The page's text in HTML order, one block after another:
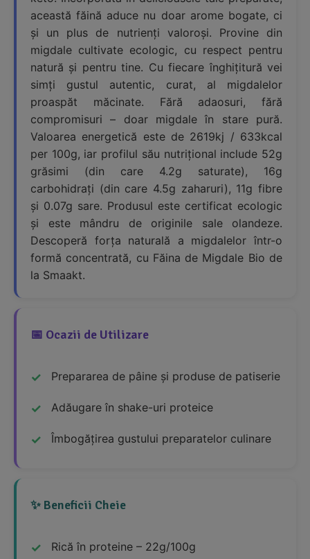
această făină aduce nu doar arome bogate, ci
și un plus de nutrienți valoroși. Provine din
migdale cultivate ecologic, cu respect pentru
natură și pentru tine. Cu fiecare înghițitură vei
simți gustul autentic, curat, al migdalelor
proaspăt măcinate. Fără adaosuri, fără
compromisuri – doar migdale în stare pură.
Valoarea energetică este de 2619kj / 633kcal
per 100g, iar profilul său nutrițional include 52g
grăsimi (din care 4.2g saturate), 16g
carbohidrați (din care 4.5g zaharuri), 11g fibre
și 0.07g sare. Produsul este certificat ecologic
și este mândru de originile sale olandeze.
Descoperă forța naturală a migdalelor într-o
formă concentrată, cu Făina de Migdale Bio de
la Smaakt.
📅 Ocazii de Utilizare
Prepararea de pâine și produse de patiserie
Adăugare în shake-uri proteice
Îmbogățirea gustului preparatelor culinare
✨ Beneficii Cheie
Rică în proteine – 22g/100g